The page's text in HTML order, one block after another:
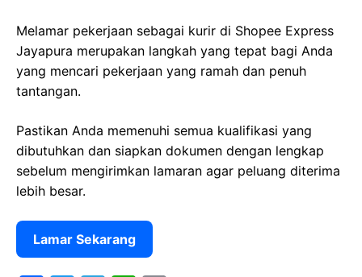
Melamar pekerjaan sebagai kurir di Shopee Express
Jayapura merupakan langkah yang tepat bagi Anda
yang mencari pekerjaan yang ramah dan penuh
tantangan.
Pastikan Anda memenuhi semua kualifikasi yang
dibutuhkan dan siapkan dokumen dengan lengkap
sebelum mengirimkan lamaran agar peluang diterima
lebih besar.
Lamar Sekarang